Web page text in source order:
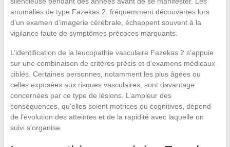
anomalies de type Fazekas 2, fréquemment découvertes lors
d’un examen d’imagerie cérébrale, échappent souvent à la
vigilance faute de symptômes précoces marquants.
L’identification de la leucopathie vasculaire Fazekas 2 s’appuie
sur une combinaison de critères précis et d’examens médicaux
ciblés. Certaines personnes, notamment les plus âgées ou
celles exposées aux risques vasculaires, sont davantage
concernées par ce type de lésions. L’ampleur des
conséquences, qu’elles soient motrices ou cognitives, dépend
de l’évolution des atteintes et de la rapidité avec laquelle un
suivi s’organise.